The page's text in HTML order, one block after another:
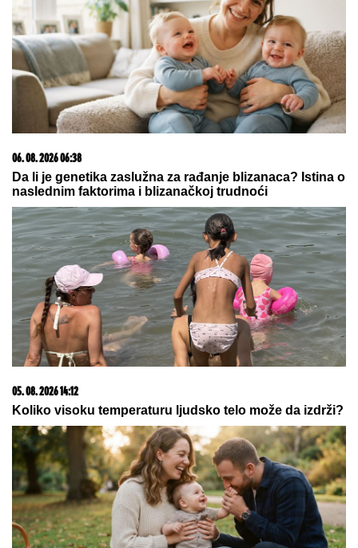
09. 07. 2026 09:20
Komfor po meri klijenata: nova linija paketa ALTA
banke
06. 08. 2026 20:51
Пред њима се родио вулкан, од села остао само
звоник
06. 08. 2026 21:58
Vukotić ne zna ko je Baba: "Vidim da ga svi hvale"